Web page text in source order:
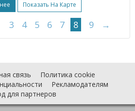
Показать На Карте
3 4 5 6 7 8 9 →
связь
Политика cookie
Рекламодателям
для партнеров